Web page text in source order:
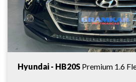
Hyundai - HB20S Premium 1.6